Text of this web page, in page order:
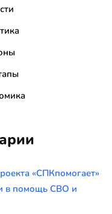
«СПКпомогает»
в помощь СВО и